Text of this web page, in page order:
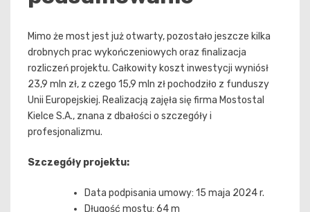
Mimo że most jest już otwarty, pozostało jeszcze kilka
drobnych prac wykończeniowych oraz finalizacja
rozliczeń projektu. Całkowity koszt inwestycji wyniósł
23,9 mln zł, z czego 15,9 mln zł pochodziło z funduszy
Unii Europejskiej. Realizacją zajęła się firma Mostostal
Kielce S.A., znana z dbałości o szczegóły i
profesjonalizmu.
Szczegóły projektu:
Data podpisania umowy: 15 maja 2024 r.
Długość mostu: 64 m